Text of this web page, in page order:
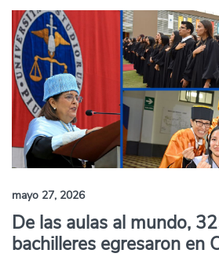
mayo 27, 2026
De las aulas al mundo,
bachilleres egresaron en